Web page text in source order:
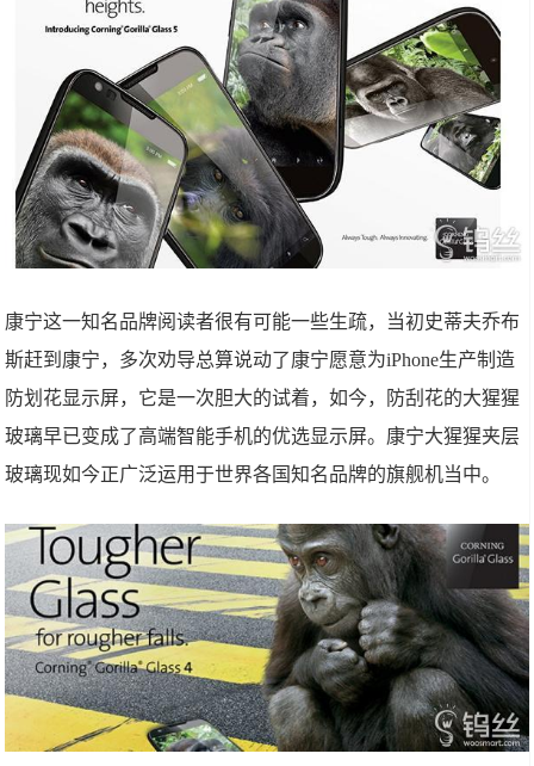
康宁这一知名品牌阅读者很有可能一些生疏，当初史蒂夫乔布
斯赶到康宁，多次劝导总算说动了康宁愿意为iPhone生产制造
防划花显示屏，它是一次胆大的试着，如今，防刮花的大猩猩
玻璃早已变成了高端智能手机的优选显示屏。康宁大猩猩夹层
玻璃现如今正广泛运用于世界各国知名品牌的旗舰机当中。